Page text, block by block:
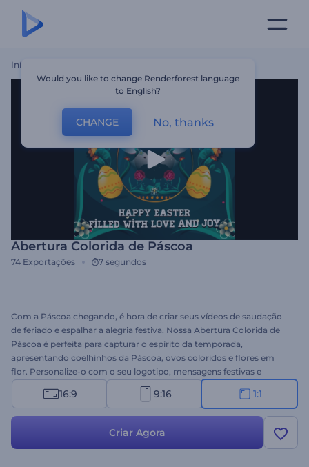
Início
Abertura Colorida de Páscoa
74 Exportações 7 segundos
Com a Páscoa chegando, é hora de criar seus vídeos de saudação
de feriado e espalhar a alegria festiva. Nossa Abertura Colorida de
Páscoa é perfeita para capturar o espírito da temporada,
apresentando coelhinhos da Páscoa, ovos coloridos e flores em
flor. Personalize-o com o seu logotipo, mensagens festivas e
música alegre para fazer com que seus espectadores sintam o calor
e a empolgação da Páscoa. Ideal para vídeos de saudação, cartões
muito mais. Crie agora e dê vida ao espírito da Páscoa!
16:9 9:16 1:1
Criar Agora
Would you like to change Renderforest language
to English?
CHANGE No, thanks